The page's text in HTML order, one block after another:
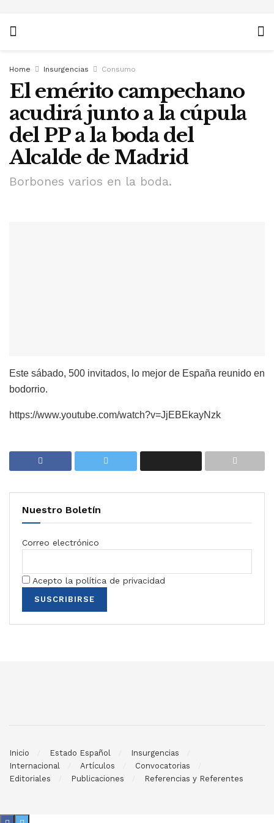
Home Insurgencias Consumo
El emérito campechano
acudirá junto a la cúpula
del PP a la boda del
Alcalde de Madrid
Borbones varios en la boda.
Este sábado, 500 invitados, lo mejor de España reunido en
bodorrio.
https://www.youtube.com/watch?v=JjEBEkayNzk
Nuestro Boletín
Correo electrónico
Acepto la política de privacidad
Inicio Estado Español
Insurgencias
Internacional
Artículos
Convocatorias
Editoriales
Publicaciones Referencias y Referentes